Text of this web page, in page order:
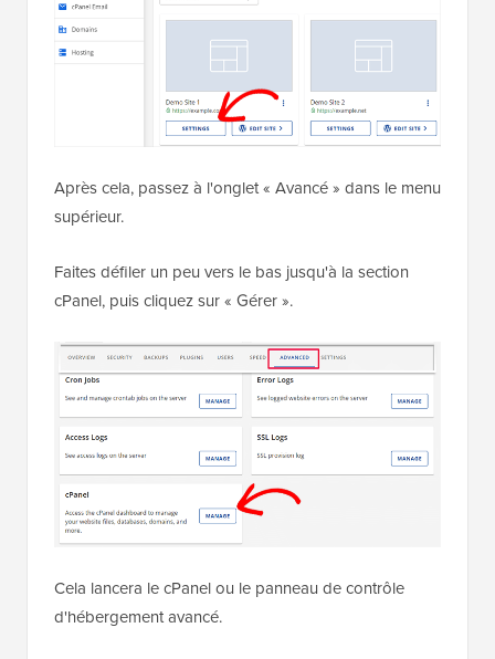
Après cela, passez à l'onglet « Avancé » dans le menu
supérieur.
Faites défiler un peu vers le bas jusqu'à la section
cPanel, puis cliquez sur « Gérer ».
Cela lancera le cPanel ou le panneau de contrôle
d'hébergement avancé.